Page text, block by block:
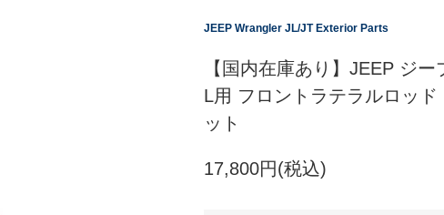
JEEP Wrangler JL/JT Exterior Parts
【国内在庫あり】JEEP ジ
L用 フロントラテラルロッド
ット
17,800円(税込)